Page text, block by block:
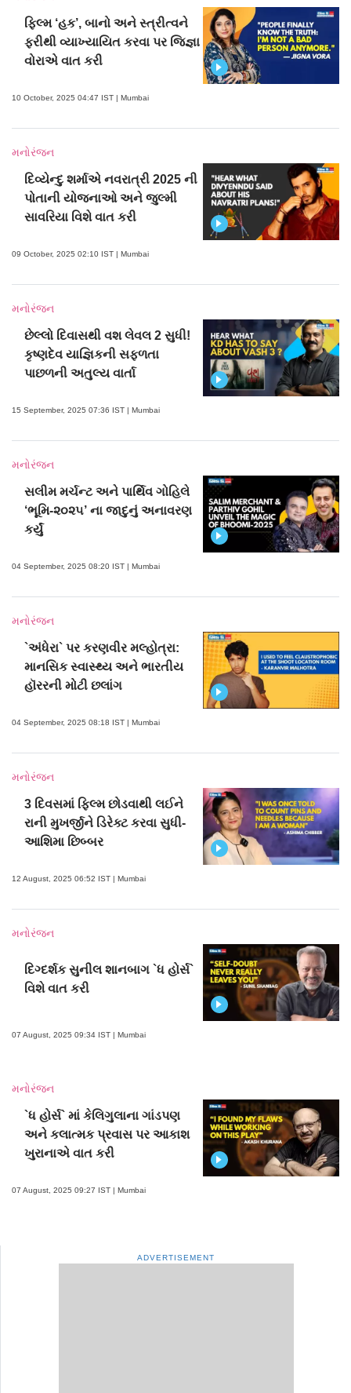
ફિલ્મ ‘હક’, બાનો અને સ્ત્રીત્વને
ફરીથી વ્યાખ્યાયિત કરવા પર જિજ્ઞા
વોરાએ વાત કરી
10 October, 2025 04:47 IST | Mumbai
મનોરંજન
દિવ્યેન્દુ શર્માએ નવરાત્રી 2025 ની
પોતાની યોજનાઓ અને જુલ્મી
સાવરિયા વિશે વાત કરી
09 October, 2025 02:10 IST | Mumbai
મનોરંજન
છેલ્લો દિવાસથી વશ લેવલ 2 સુધી!
કૃષ્ણદેવ યાજ્ઞિકની સફળતા
પાછળની અતુલ્ય વાર્તા
15 September, 2025 07:36 IST | Mumbai
મનોરંજન
સલીમ મર્ચન્ટ અને પાર્થિવ ગોહિલે
‘ભૂમિ-૨૦૨૫’ ના જાદુનું અનાવરણ
કર્યું
04 September, 2025 08:20 IST | Mumbai
મનોરંજન
`અંધેરા` પર કરણવીર મલ્હોત્રા:
માનસિક સ્વાસ્થ્ય અને ભારતીય
હૉરરની મોટી છલાંગ
04 September, 2025 08:18 IST | Mumbai
મનોરંજન
3 દિવસમાં ફિલ્મ છોડવાથી લઈને
રાની મુખર્જીને ડિરેક્ટ કરવા સુધી-
આશિમા છિબ્બર
12 August, 2025 06:52 IST | Mumbai
મનોરંજન
દિગ્દર્શક સુનીલ શાનબાગ `ધ હોર્સ`
વિશે વાત કરી
07 August, 2025 09:34 IST | Mumbai
મનોરંજન
`ધ હોર્સ` માં કેલિગુલાના ગાંડપણ
અને કલાત્મક પ્રવાસ પર આકાશ
ખુરાનાએ વાત કરી
07 August, 2025 09:27 IST | Mumbai
ADVERTISEMENT